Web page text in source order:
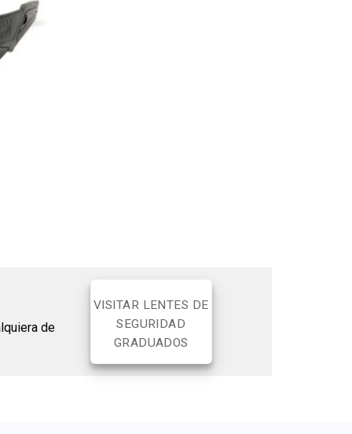
de
VISITAR LENTES DE
SEGURIDAD
GRADUADOS